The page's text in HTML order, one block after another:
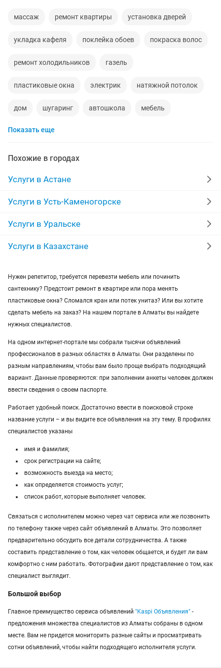
массаж ремонт квартиры установка дверей
укладка кафеля поклейка обоев покраска волос
ремонт холодильников газель
пластиковые окна электрик натяжной потолок
дом шугаринг автошкола мебель
ремонт телевизоров
мебель на заказ
уколы на дому вывоз мусора
москитные сетки
ремонт стиральных машин
манипулятор тамада реставрация мебели
прихожая двери сборка мебели ремонт
Показать еще
Похожие в городах
Услуги в Астане
Услуги в Усть-Каменогорске
Услуги в Уральске
Услуги в Казахстане
Нужен репетитор, требуется перевезти мебель или починить
сантехнику? Предстоит ремонт в квартире или пора менять
пластиковые окна? Сломался кран или потек унитаз? Или вы хотите
сделать мебель на заказ? На нашем портале в Алматы вы найдете
нужных специалистов.
На одном интернет-портале мы собрали тысячи объявлений
профессионалов в разных областях в Алматы. Они разделены по
разным направлениям, чтобы вам было проще выбрать подходящий
вариант. Данные проверяются: при заполнении анкеты человек должен
ввести сведения о своем паспорте.
Работает удобный поиск. Достаточно ввести в поисковой строке
название услуги – и вы видите все объявления на эту тему. В профилях
специалистов указаны
имя и фамилия;
срок регистрации на сайте;
возможность выезда на место;
как определяется стоимость услуг;
список работ, которые выполняет человек.
Связаться с исполнителем можно через чат сервиса или же позвонить
по телефону также через сайт объявлений в Алматы. Это позволяет
предварительно обсудить все детали сотрудничества. А также
составить представление о том, как человек общается, и будет ли вам
комфортно с ним работать. Фотографии дают представление о том, как
специалист выглядит.
Большой выбор
Главное преимущество сервиса объявлений "Kaspi Объявления" -
предложения множества специалистов из Алматы собраны в одном
месте. Вам не придется мониторить разные сайты и просматривать
сотни объявлений, чтобы найти подходящего исполнителя услуги.